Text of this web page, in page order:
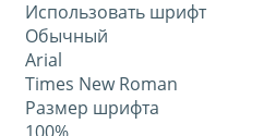
Использовать шрифт
Обычный
Arial
Times New Roman
Размер шрифта